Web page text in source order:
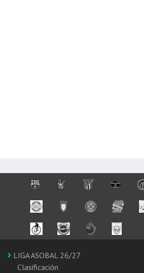
LIGA ASOBAL 26/27
Clasificación